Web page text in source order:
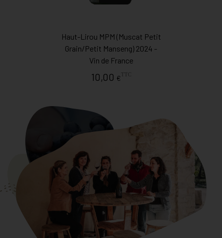
Haut-Lirou MPM (Muscat Petit
Grain/Petit Manseng) 2024 -
Vin de France
10,00 €